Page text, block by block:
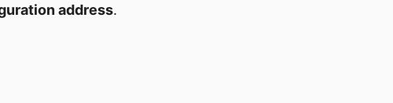
address.